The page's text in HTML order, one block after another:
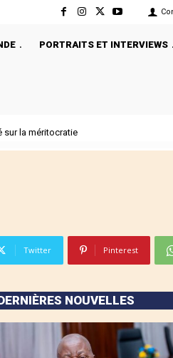
PORTRAITS ET INTERVIEWS
la méritocratie
Twitter Pinterest
NOUVELLES